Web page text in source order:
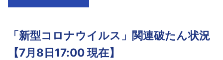
会社案内
「新型コロナウイルス」関連破たん状況
【7月8日17:00 現在】